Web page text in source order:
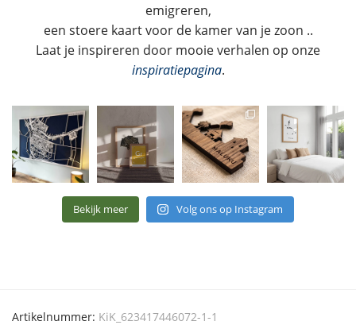
emigreren,
een stoere kaart voor de kamer van je zoon ..
Laat je inspireren door mooie verhalen op onze
inspiratiepagina.
Bekijk meer Volg ons op Instagram
Artikelnummer: KiK_623417446072-1-1